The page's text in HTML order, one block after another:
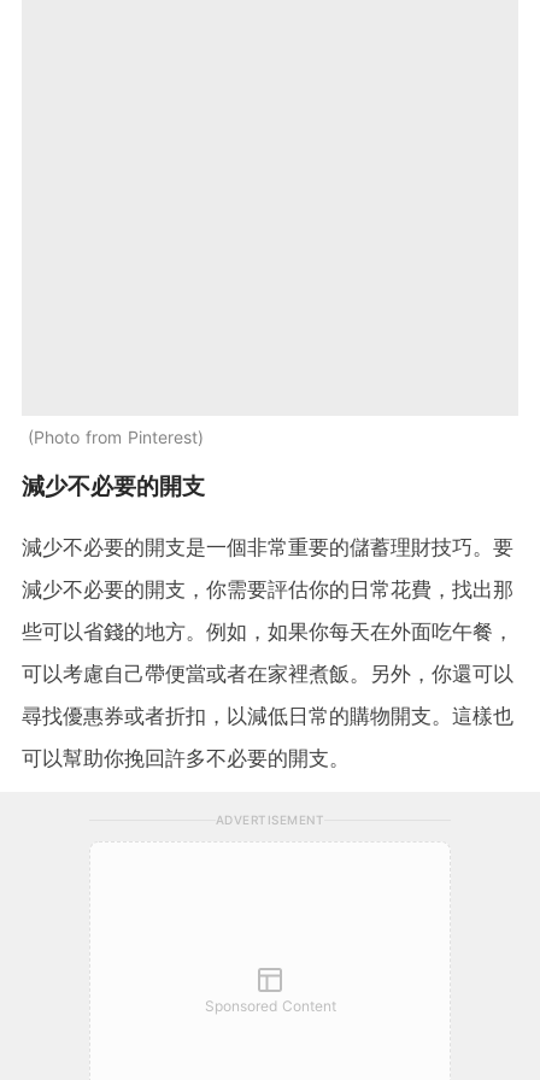
Photo from Pinterest
減少不必要的開支
減少不必要的開支是一個非常重要的儲蓄理財技巧。要
減少不必要的開支，你需要評估你的日常花費，找出那
些可以省錢的地方。例如，如果你每天在外面吃午餐，
可以考慮自己帶便當或者在家裡煮飯。另外，你還可以
尋找優惠券或者折扣，以減低日常的購物開支。這樣也
可以幫助你挽回許多不必要的開支。
ADVERTISEMENT
Sponsored Content